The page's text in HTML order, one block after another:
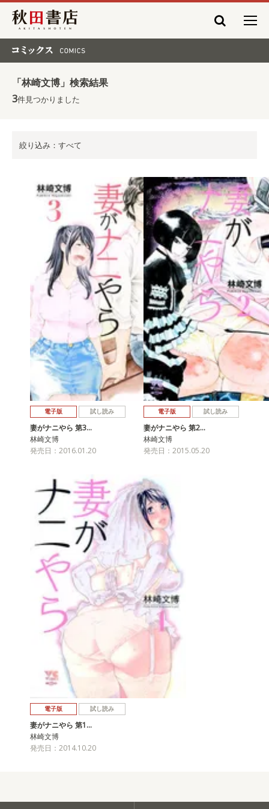
秋田書店
「林崎文博」検索結果
3件見つかりました
絞り込み：すべて
電子版 試し読み
妻がナニやら 第3…
林崎文博
発売日：2016.01.20
電子版 試し読み
妻がナニやら 第2…
林崎文博
発売日：2015.05.20
電子版 試し読み
妻がナニやら 第1…
林崎文博
発売日：2014.10.20